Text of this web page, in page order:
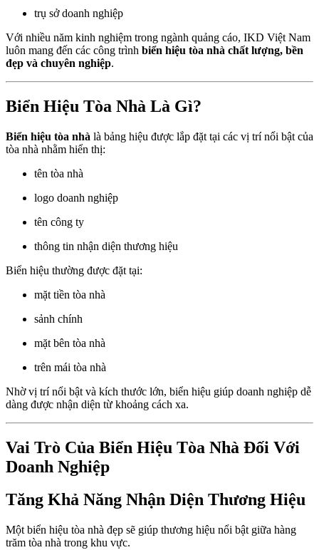
trụ sở doanh nghiệp
Với nhiều năm kinh nghiệm trong ngành quảng cáo, IKD Việt Nam
luôn mang đến các công trình biển hiệu tòa nhà chất lượng, bền
đẹp và chuyên nghiệp.
Biển Hiệu Tòa Nhà Là Gì?
Biển hiệu tòa nhà là bảng hiệu được lắp đặt tại các vị trí nổi bật của
tòa nhà nhằm hiển thị:
tên tòa nhà
logo doanh nghiệp
tên công ty
thông tin nhận diện thương hiệu
Biển hiệu thường được đặt tại:
mặt tiền tòa nhà
sảnh chính
mặt bên tòa nhà
trên mái tòa nhà
Nhờ vị trí nổi bật và kích thước lớn, biển hiệu giúp doanh nghiệp dễ
dàng được nhận diện từ khoảng cách xa.
Vai Trò Của Biển Hiệu Tòa Nhà Đối Với
Doanh Nghiệp
Tăng Khả Năng Nhận Diện Thương Hiệu
Một biển hiệu tòa nhà đẹp sẽ giúp thương hiệu nổi bật giữa hàng
trăm tòa nhà trong khu vực.